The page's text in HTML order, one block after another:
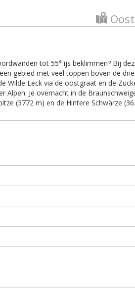
tot 55° ijs beklimmen? Bij
gebied met veel toppen boven de
Wilde Leck via de oostgraat en de
Alpen. Je overnacht in de
(3772 m) en de Hintere Schwärze